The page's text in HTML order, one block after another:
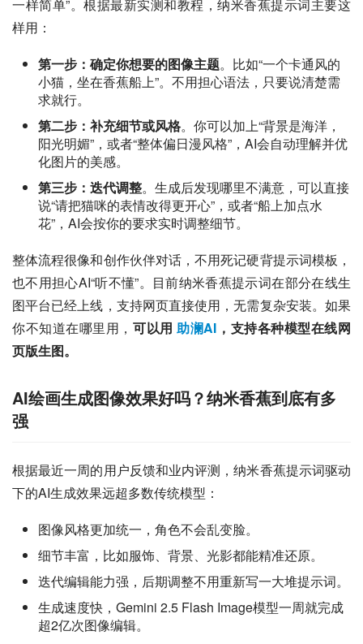
一样简单”。根据最新实测和教程，纳米香蕉提示词主要这
样用：
第一步：确定你想要的图像主题。比如“一个卡通风的
小猫，坐在香蕉船上”。不用担心语法，只要说清楚需
求就行。
第二步：补充细节或风格。你可以加上“背景是海洋，
阳光明媚”，或者“整体偏日漫风格”，AI会自动理解并优
化图片的美感。
第三步：迭代调整。生成后发现哪里不满意，可以直接
说“请把猫咪的表情改得更开心”，或者“船上加点水
花”，AI会按你的要求实时调整细节。
整体流程很像和创作伙伴对话，不用死记硬背提示词模板，
也不用担心AI“听不懂”。目前纳米香蕉提示词在部分在线生
图平台已经上线，支持网页直接使用，无需复杂安装。如果
你不知道在哪里用，可以用 助澜AI ，支持各种模型在线网
页版生图。
AI绘画生成图像效果好吗？纳米香蕉到底有多
强
根据最近一周的用户反馈和业内评测，纳米香蕉提示词驱动
下的AI生成效果远超多数传统模型：
图像风格更加统一，角色不会乱变脸。
细节丰富，比如服饰、背景、光影都能精准还原。
迭代编辑能力强，后期调整不用重新写一大堆提示词。
生成速度快，Gemini 2.5 Flash Image模型一周就完成
超2亿次图像编辑。